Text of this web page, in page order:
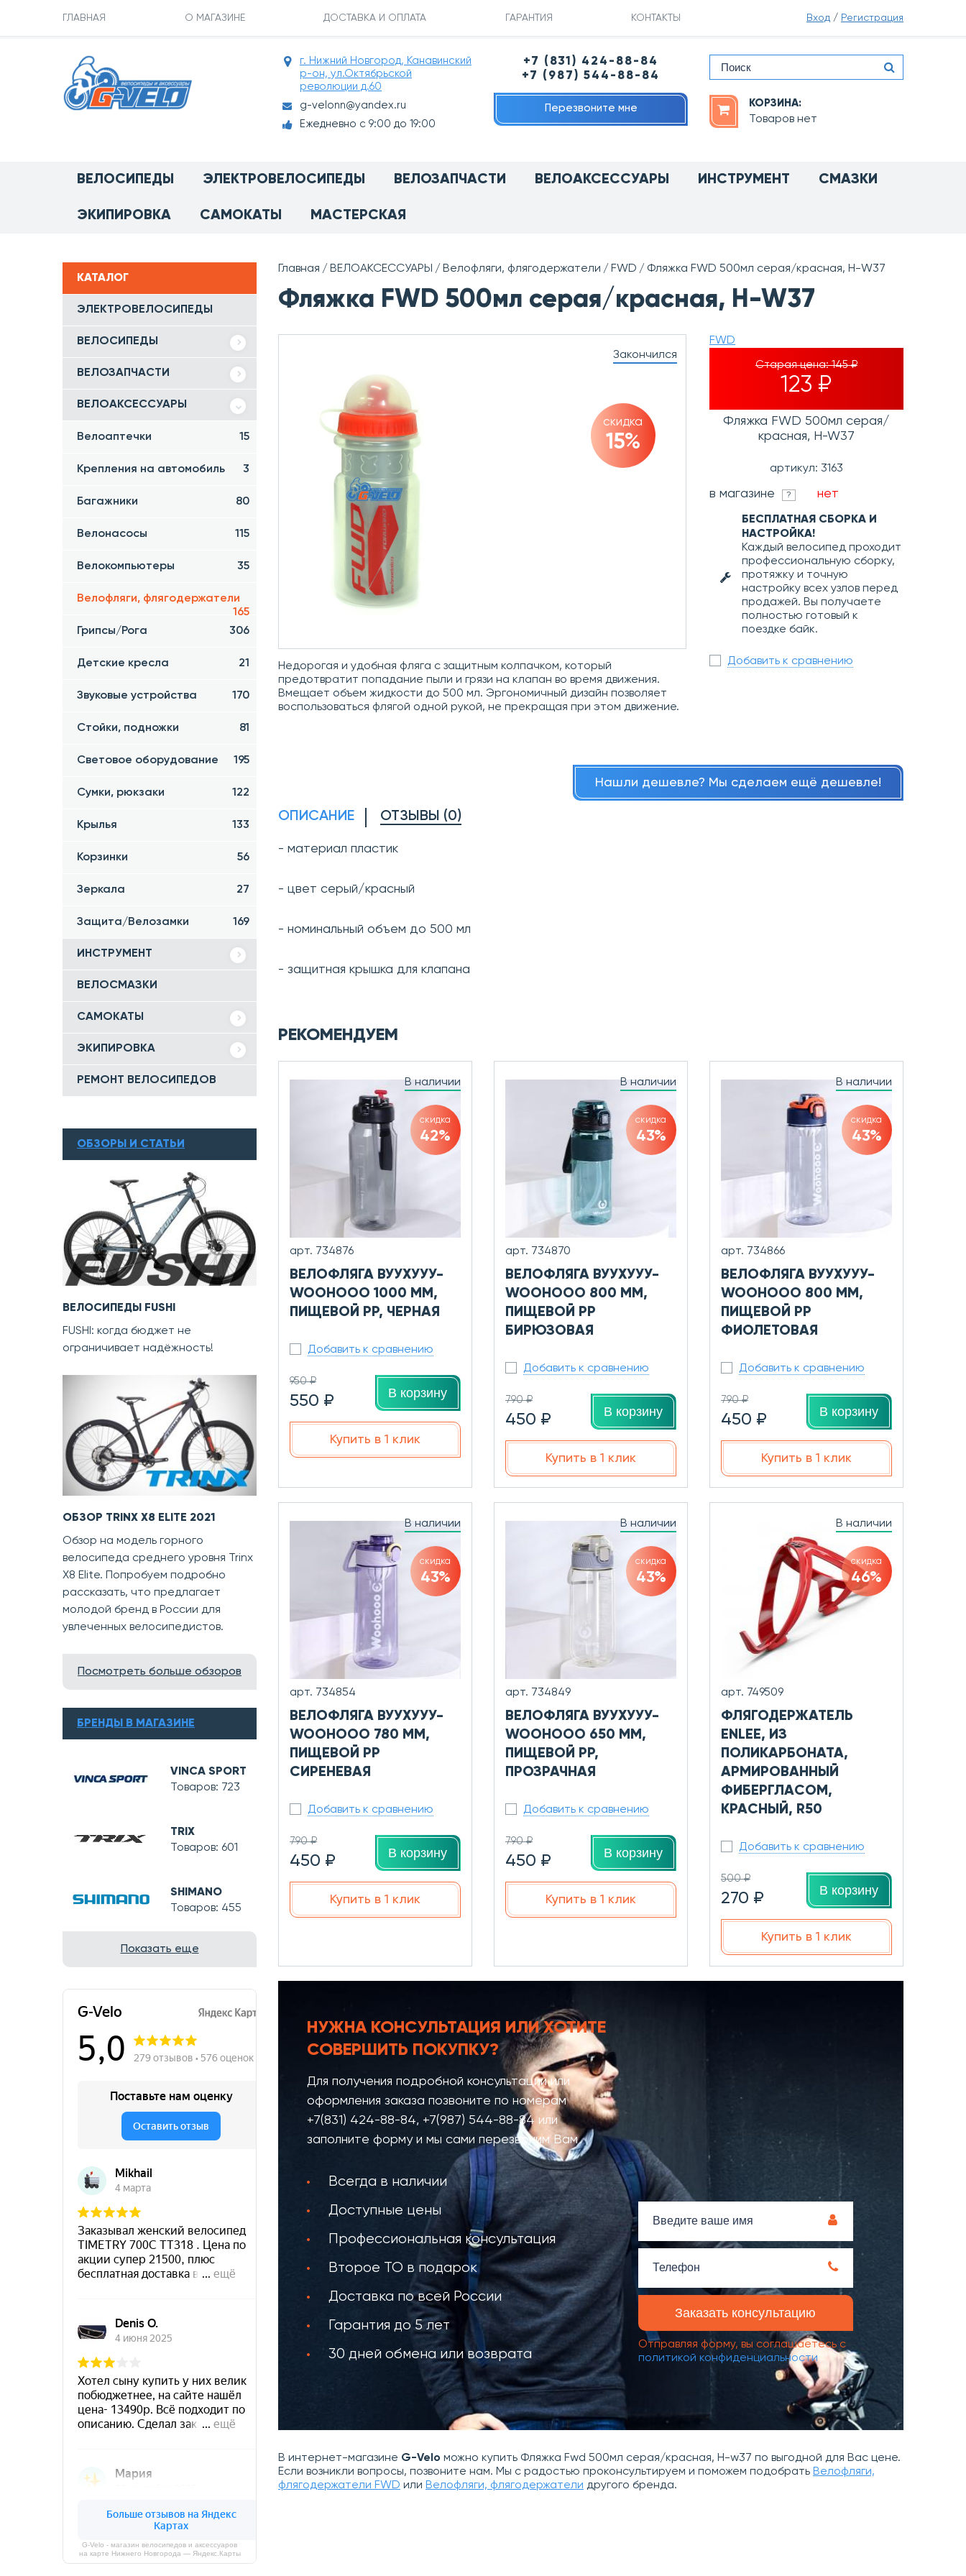
ГЛАВНАЯ О МАГАЗИНЕ ДОСТАВКА И ОПЛАТА ГАРАНТИЯ КОНТАКТЫ Вход / Регистрация
г. Нижний Новгород, Канавинский
р-он, ул.Октябрьской
революции д.60
g-velonn@yandex.ru
Ежедневно с 9:00 до 19:00
+7 (831) 424-88-84
+7 (987) 544-88-84
Перезвоните мне КОРЗИНА:
Товаров нет
ВЕЛОСИПЕДЫ ЭЛЕКТРОВЕЛОСИПЕДЫ ВЕЛОЗАПЧАСТИ ВЕЛОАКСЕССУАРЫ ИНСТРУМЕНТ СМАЗКИ
ЭКИПИРОВКА САМОКАТЫ МАСТЕРСКАЯ
КАТАЛОГ
ЭЛЕКТРОВЕЛОСИПЕДЫ
ВЕЛОСИПЕДЫ
ВЕЛОЗАПЧАСТИ
ВЕЛОАКСЕССУАРЫ
Велоаптечки 15
Крепления на автомобиль 3
Багажники 80
Велонасосы 115
Велокомпьютеры 35
Велофляги, флягодержатели
165
Грипсы/Рога
306
Детские кресла 21
Звуковые устройства 170
Стойки, подножки 81
Световое оборудование 195
Сумки, рюкзаки 122
Крылья 133
Корзинки 56
Зеркала 27
Защита/Велозамки 169
ИНСТРУМЕНТ
ВЕЛОСМАЗКИ
САМОКАТЫ
ЭКИПИРОВКА
РЕМОНТ ВЕЛОСИПЕДОВ
ОБЗОРЫ И СТАТЬИ
ВЕЛОСИПЕДЫ FUSHI
FUSHI: когда бюджет не
ограничивает надёжность!
ОБЗОР TRINX X8 ELITE 2021
Обзор на модель горного
велосипеда среднего уровня Trinx
X8 Elite. Попробуем подробно
рассказать, что предлагает
молодой бренд в России для
увлеченных велосипедистов.
Посмотреть больше обзоров
БРЕНДЫ В МАГАЗИНЕ
VINCA SPORT
Товаров: 723
TRIX
Товаров: 601
SHIMANO
Товаров: 455
Показать еще
G-Velo - магазин велосипедов и аксессуаров
на карте Нижнего Новгорода — Яндекс.Карты
Главная ВЕЛОАКСЕССУАРЫ Велофляги, флягодержатели FWD Фляжка FWD 500мл серая/красная, H-W37
Фляжка FWD 500мл серая/красная, H-W37
Закончился
скидка
15%
Недорогая и удобная фляга с защитным колпачком, который
предотвратит попадание пыли и грязи на клапан во время движения.
Вмещает объем жидкости до 500 мл. Эргономичный дизайн позволяет
воспользоваться флягой одной рукой, не прекращая при этом движение.
FWD
Старая цена:145 ₽
123 ₽
Фляжка FWD 500мл серая/
красная, H-W37
артикул: 3163
в магазине ? нет
БЕСПЛАТНАЯ СБОРКА И
НАСТРОЙКА!
Каждый велосипед проходит
профессиональную сборку,
протяжку и точную
настройку всех узлов перед
продажей. Вы получаете
полностью готовый к
поездке байк.
Добавить к сравнению
Нашли дешевле? Мы сделаем ещё дешевле!
ОПИСАНИЕ ОТЗЫВЫ (0)
- материал пластик
- цвет серый/красный
- номинальный объем до 500 мл
- защитная крышка для клапана
РЕКОМЕНДУЕМ
В наличии
скидка
42%
арт. 734876
ВЕЛОФЛЯГА ВУУХУУУ-
WOOHOOO 1000 ММ,
ПИЩЕВОЙ PP, ЧЕРНАЯ
Добавить к сравнению
950 ₽
550 ₽ В корзину
Купить в 1 клик
В наличии
скидка
43%
арт. 734870
ВЕЛОФЛЯГА ВУУХУУУ-
WOOHOOO 800 ММ,
ПИЩЕВОЙ PP
БИРЮЗОВАЯ
Добавить к сравнению
790 ₽
450 ₽ В корзину
Купить в 1 клик
В наличии
скидка
43%
арт. 734866
ВЕЛОФЛЯГА ВУУХУУУ-
WOOHOOO 800 ММ,
ПИЩЕВОЙ PP
ФИОЛЕТОВАЯ
Добавить к сравнению
790 ₽
450 ₽ В корзину
Купить в 1 клик
В наличии
скидка
43%
арт. 734854
ВЕЛОФЛЯГА ВУУХУУУ-
WOOHOOO 780 ММ,
ПИЩЕВОЙ PP
СИРЕНЕВАЯ
Добавить к сравнению
790 ₽
450 ₽ В корзину
Купить в 1 клик
В наличии
скидка
43%
арт. 734849
ВЕЛОФЛЯГА ВУУХУУУ-
WOOHOOO 650 ММ,
ПИЩЕВОЙ PP,
ПРОЗРАЧНАЯ
Добавить к сравнению
790 ₽
450 ₽ В корзину
Купить в 1 клик
В наличии
скидка
46%
арт. 749509
ФЛЯГОДЕРЖАТЕЛЬ
ENLEE, ИЗ
ПОЛИКАРБОНАТА,
АРМИРОВАННЫЙ
ФИБЕРГЛАСОМ,
КРАСНЫЙ, R50
Добавить к сравнению
500 ₽
270 ₽ В корзину
Купить в 1 клик
НУЖНА КОНСУЛЬТАЦИЯ
ИЛИ ХОТИТЕ
СОВЕРШИТЬ ПОКУПКУ?
Для получения подробной консультации или
оформления заказа позвоните по номерам
+7(831) 424-88-84, +7(987) 544-88-84 или
заполните форму и мы сами перезвоним Вам
Всегда в наличии
Доступные цены
Профессиональная консультация
Второе ТО в подарок
Доставка по всей России
Гарантия до 5 лет
30 дней обмена или возврата
Отправляя форму, вы соглашаетесь с
политикой конфиденциальности
В интернет-магазине G-Velo можно купить Фляжка Fwd 500мл серая/красная, H-w37 по выгодной для Вас цене.
Если возникли вопросы, позвоните нам. Мы с радостью проконсультируем и поможем подобрать Велофляги,
флягодержатели FWD или Велофляги, флягодержатели другого бренда.